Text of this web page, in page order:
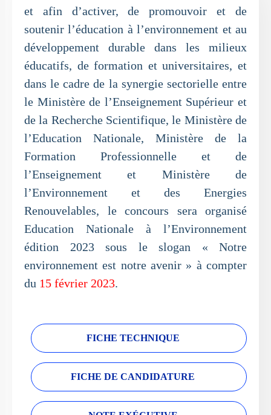
et afin d’activer, de promouvoir et de
soutenir l’éducation à l’environnement et au
développement durable dans les milieux
éducatifs, de formation et universitaires, et
dans le cadre de la synergie sectorielle entre
le Ministère de l’Enseignement Supérieur et
de la Recherche Scientifique, le Ministère de
l’Education Nationale, Ministère de la
Formation Professionnelle et de
l’Enseignement et Ministère de
l’Environnement et des Energies
Renouvelables, le concours sera organisé
Education Nationale à l’Environnement
édition 2023 sous le slogan « Notre
environnement est notre avenir » à compter
du 15 février 2023.
FICHE TECHNIQUE
FICHE DE CANDIDATURE